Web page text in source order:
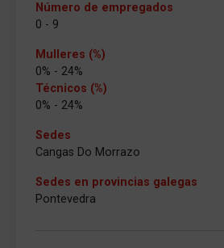
Número de empregados
0 - 9
Mulleres (%)
0% - 24%
Técnicos (%)
0% - 24%
Sedes
Cangas Do Morrazo
Sedes en provincias galegas
Pontevedra